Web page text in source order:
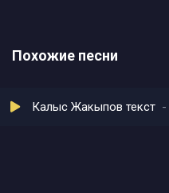
Похожие песни
Калыс Жакыпов текст